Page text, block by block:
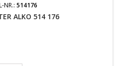
NR.: 514176
ALKO 514 176